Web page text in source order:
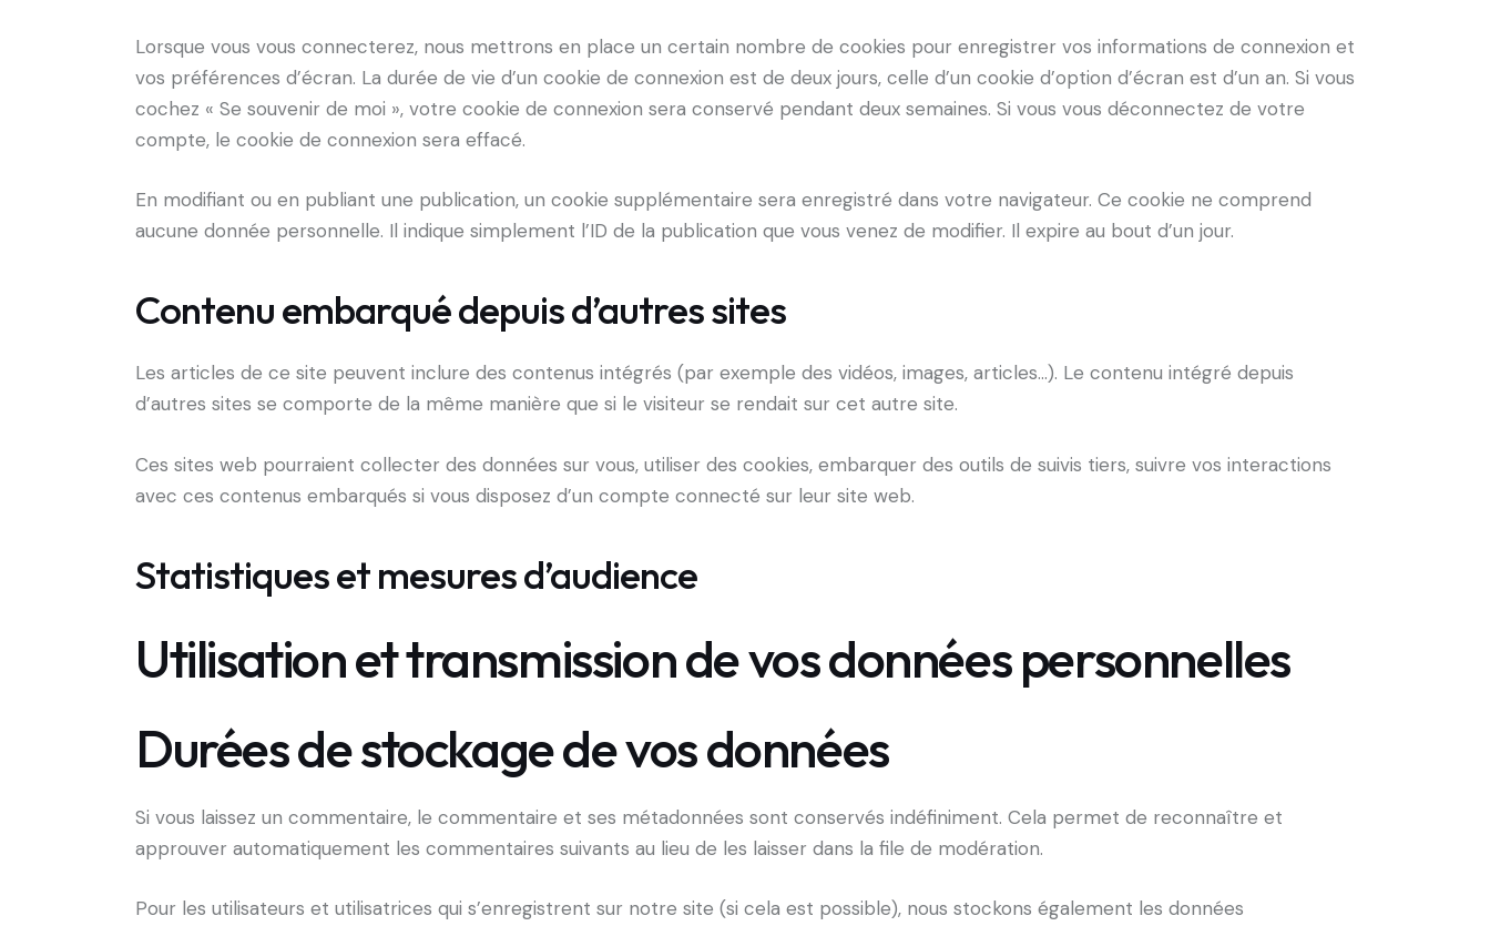
Lorsque vous vous connecterez, nous mettrons en place un certain nombre de cookies pour enregistrer vos informations de connexion et
vos préférences d’écran. La durée de vie d’un cookie de connexion est de deux jours, celle d’un cookie d’option d’écran est d’un an. Si vous
cochez « Se souvenir de moi », votre cookie de connexion sera conservé pendant deux semaines. Si vous vous déconnectez de votre
compte, le cookie de connexion sera effacé.
En modifiant ou en publiant une publication, un cookie supplémentaire sera enregistré dans votre navigateur. Ce cookie ne comprend
aucune donnée personnelle. Il indique simplement l’ID de la publication que vous venez de modifier. Il expire au bout d’un jour.
Contenu embarqué depuis d’autres sites
Les articles de ce site peuvent inclure des contenus intégrés (par exemple des vidéos, images, articles…). Le contenu intégré depuis
d’autres sites se comporte de la même manière que si le visiteur se rendait sur cet autre site.
Ces sites web pourraient collecter des données sur vous, utiliser des cookies, embarquer des outils de suivis tiers, suivre vos interactions
avec ces contenus embarqués si vous disposez d’un compte connecté sur leur site web.
Statistiques et mesures d’audience
Utilisation et transmission de vos données personnelles
Durées de stockage de vos données
Si vous laissez un commentaire, le commentaire et ses métadonnées sont conservés indéfiniment. Cela permet de reconnaître et
approuver automatiquement les commentaires suivants au lieu de les laisser dans la file de modération.
Pour les utilisateurs et utilisatrices qui s’enregistrent sur notre site (si cela est possible), nous stockons également les données